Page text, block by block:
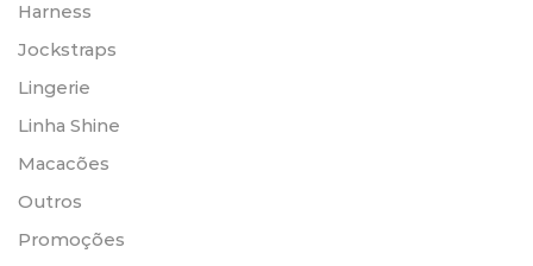
Harness
Jockstraps
Lingerie
Linha Shine
Macacões
Outros
Promoções